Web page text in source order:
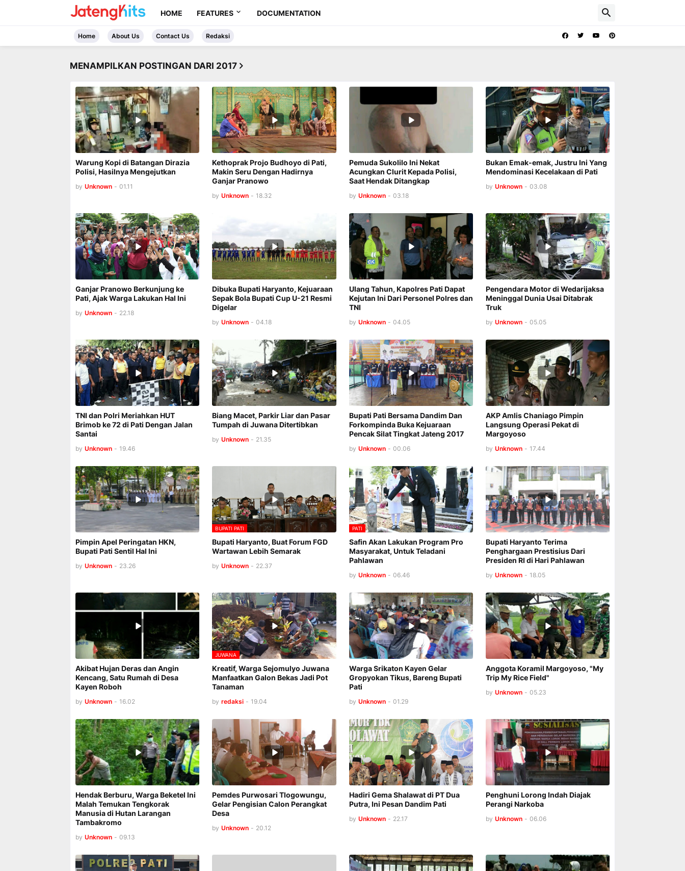
HOME FEATURES DOCUMENTATION
Home About Us Contact Us Redaksi
MENAMPILKAN POSTINGAN DARI 2017
Warung Kopi di Batangan Dirazia
Polisi, Hasilnya Mengejutkan
by Unknown - 01.11
Kethoprak Projo Budhoyo di Pati,
Makin Seru Dengan Hadirnya
Ganjar Pranowo
by Unknown - 18.32
Pemuda Sukolilo Ini Nekat
Acungkan Clurit Kepada Polisi,
Saat Hendak Ditangkap
by Unknown - 03.18
Bukan Emak-emak, Justru Ini Yang
Mendominasi Kecelakaan di Pati
by Unknown - 03.08
Ganjar Pranowo Berkunjung ke
Pati, Ajak Warga Lakukan Hal Ini
by Unknown - 22.18
Dibuka Bupati Haryanto, Kejuaraan
Sepak Bola Bupati Cup U-21 Resmi
Digelar
by Unknown - 04.18
Ulang Tahun, Kapolres Pati Dapat
Kejutan Ini Dari Personel Polres dan
TNI
by Unknown - 04.05
Pengendara Motor di Wedarijaksa
Meninggal Dunia Usai Ditabrak
Truk
by Unknown - 05.05
TNI dan Polri Meriahkan HUT
Brimob ke 72 di Pati Dengan Jalan
Santai
by Unknown - 19.46
Biang Macet, Parkir Liar dan Pasar
Tumpah di Juwana Ditertibkan
by Unknown - 21.35
Bupati Pati Bersama Dandim Dan
Forkompinda Buka Kejuaraan
Pencak Silat Tingkat Jateng 2017
by Unknown - 00.06
AKP Amlis Chaniago Pimpin
Langsung Operasi Pekat di
Margoyoso
by Unknown - 17.44
Pimpin Apel Peringatan HKN,
Bupati Pati Sentil Hal Ini
by Unknown - 23.26
BUPATI PATI
Bupati Haryanto, Buat Forum FGD
Wartawan Lebih Semarak
by Unknown - 22.37
PATI
Safin Akan Lakukan Program Pro
Masyarakat, Untuk Teladani
Pahlawan
by Unknown - 06.46
Bupati Haryanto Terima
Penghargaan Prestisius Dari
Presiden RI di Hari Pahlawan
by Unknown - 18.05
Akibat Hujan Deras dan Angin
Kencang, Satu Rumah di Desa
Kayen Roboh
by Unknown - 16.02
JUWANA
Kreatif, Warga Sejomulyo Juwana
Manfaatkan Galon Bekas Jadi Pot
Tanaman
by redaksi - 19.04
Warga Srikaton Kayen Gelar
Gropyokan Tikus, Bareng Bupati
Pati
by Unknown - 01.29
Anggota Koramil Margoyoso, "My
Trip My Rice Field"
by Unknown - 05.23
Hendak Berburu, Warga Beketel Ini
Malah Temukan Tengkorak
Manusia di Hutan Larangan
Tambakromo
by Unknown - 09.13
Pemdes Purwosari Tlogowungu,
Gelar Pengisian Calon Perangkat
Desa
by Unknown - 20.12
Hadiri Gema Shalawat di PT Dua
Putra, Ini Pesan Dandim Pati
by Unknown - 22.17
Penghuni Lorong Indah Diajak
Perangi Narkoba
by Unknown - 06.06